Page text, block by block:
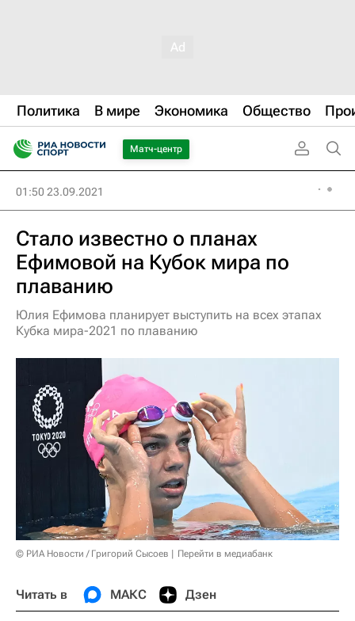
Политика В мире Экономика Общество
Матч-центр
01:50 23.09.2021
Стало известно о планах
Ефимовой на Кубок мира по
плаванию
Юлия Ефимова планирует выступить на всех этапах
Кубка мира-2021 по плаванию
© РИА Новости / Григорий Сысоев Перейти в медиабанк
Читать в МАКС Дзен